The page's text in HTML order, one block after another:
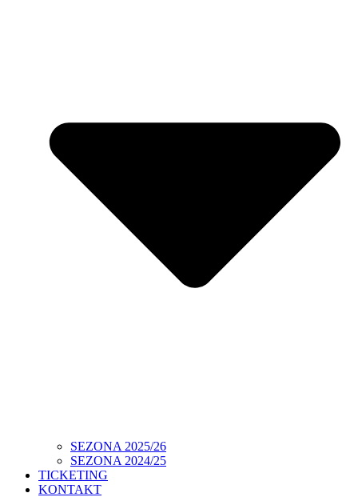
SEZONA 2025/26
SEZONA 2024/25
TICKETING
KONTAKT